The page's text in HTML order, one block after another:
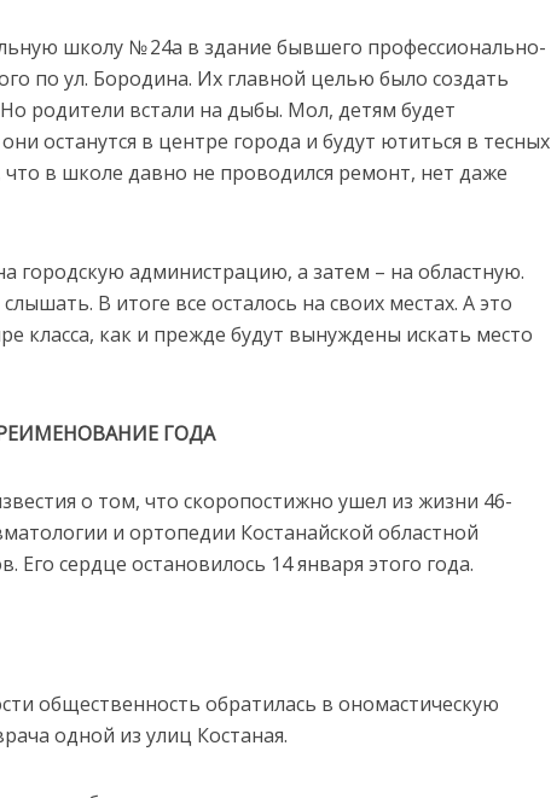
школу № 24а в здание бывшего профессионально-
по ул. Бородина. Их главной целью было создать
родители встали на дыбы. Мол, детям будет
останутся в центре города и будут ютиться в тесных
в школе давно не проводился ремонт, нет даже
городскую администрацию, а затем – на областную.
В итоге все осталось на своих местах. А это
класса, как и прежде будут вынуждены искать место
ГОДА
о том, что скоропостижно ушел из жизни 46-
и ортопедии Костанайской областной
сердце остановилось 14 января этого года.
общественность обратилась в ономастическую
одной из улиц Костаная.